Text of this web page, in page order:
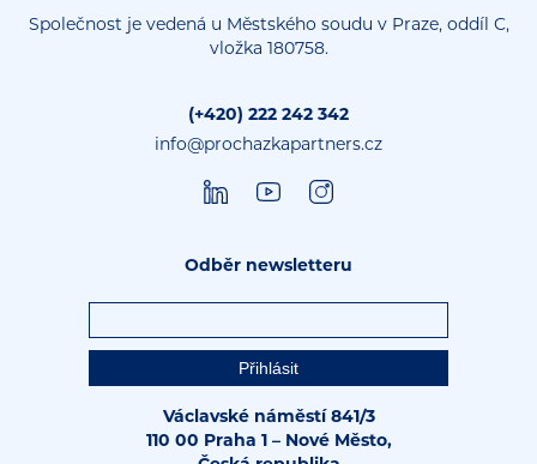
Společnost je vedená u Městského soudu v Praze, oddíl C,
vložka 180758.
(+420) 222 242 342
info@prochazkapartners.cz
Odběr newsletteru
Václavské náměstí 841/3
110 00 Praha 1 – Nové Město,